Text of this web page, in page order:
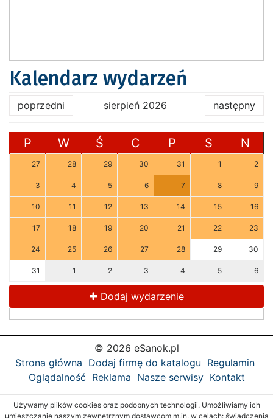
Kalendarz wydarzeń
poprzedni sierpień 2026 następny
P W Ś C P S N
27 28 29 30 31 1 2
3 4 5 6 7 8 9
10 11 12 13 14 15 16
17 18 19 20 21 22 23
24 25 26 27 28 29 30
31 1 2 3 4 5 6
Dodaj wydarzenie
© 2026 eSanok.pl
Strona główna Dodaj firmę do katalogu Regulamin
Oglądalność Reklama Nasze serwisy Kontakt
Używamy plików cookies oraz podobnych technologii. Umożliwiamy ich
umieszczanie naszym zewnętrznym dostawcom m.in. w celach: świadczenia